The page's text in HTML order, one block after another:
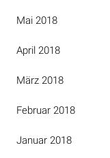
Mai 2018
April 2018
März 2018
Februar 2018
Januar 2018